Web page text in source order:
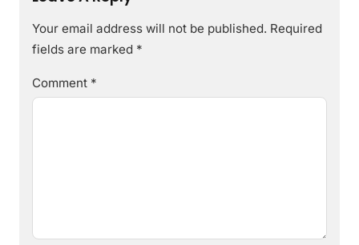
Your email address will not be published. Required
fields are marked *
Comment *